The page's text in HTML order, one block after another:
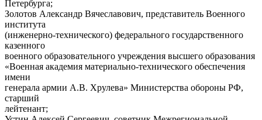
Петербурга;
Золотов Александр Вячеславович, представитель Военного
института
(инженерно-технического) федерального государственного
казенного
военного образовательного учреждения высшего образования
«Военная академия материально-технического обеспечения
имени
генерала армии А.В. Хрулева» Министерства обороны РФ,
старший
лейтенант;